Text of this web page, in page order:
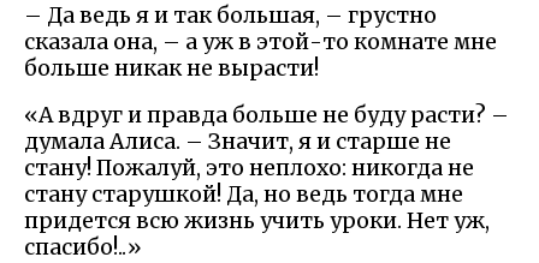
– Да ведь я и так большая, – грустно
сказала она, – а уж в этой-то комнате мне
больше никак не вырасти!
«А вдруг и правда больше не буду расти? –
думала Алиса. – Значит, я и старше не
стану! Пожалуй, это неплохо: никогда не
стану старушкой! Да, но ведь тогда мне
придется всю жизнь учить уроки. Нет уж,
спасибо!..»